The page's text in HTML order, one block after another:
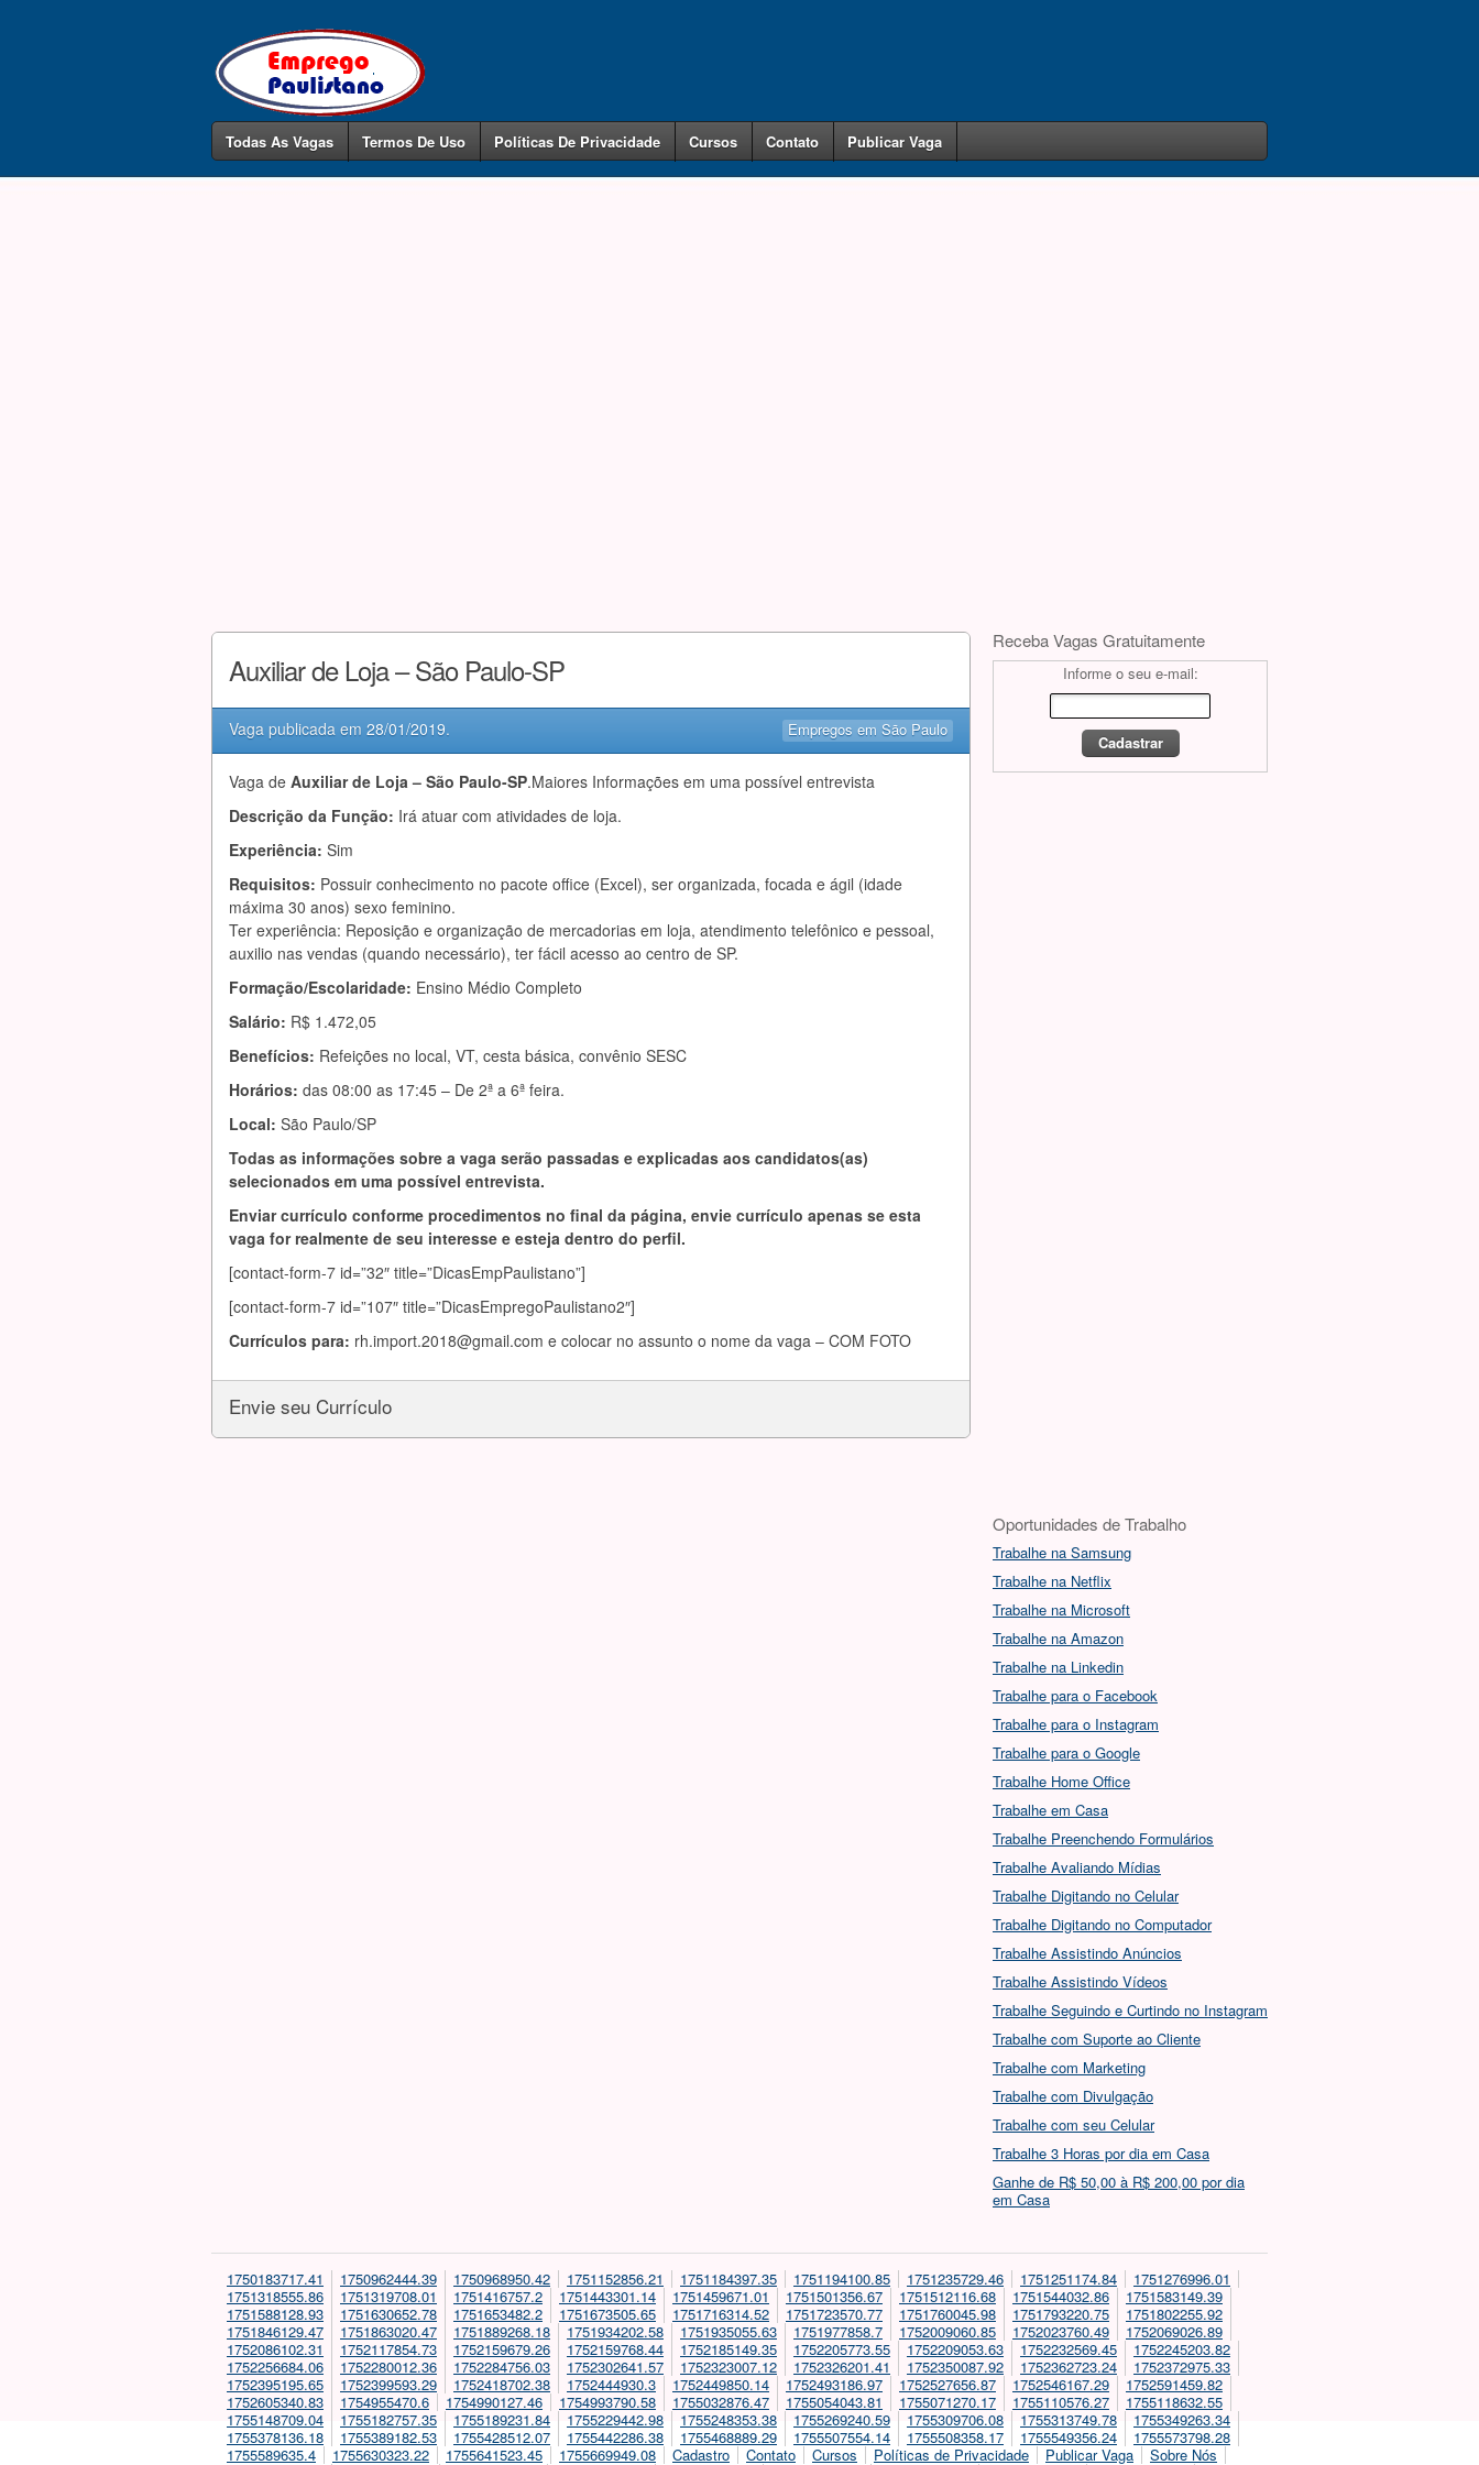
Todas As Vagas Termos De Uso Políticas De Privacidade Cursos Contato Publicar Vaga
Auxiliar de Loja – São Paulo-SP
Empregos em São Paulo
Vaga publicada em 28/01/2019.
Vaga de Auxiliar de Loja – São Paulo-SP.Maiores Informações em uma possível entrevista
Descrição da Função: Irá atuar com atividades de loja.
Experiência: Sim
Requisitos: Possuir conhecimento no pacote office (Excel), ser organizada, focada e ágil (idade
máxima 30 anos) sexo feminino.
Ter experiência: Reposição e organização de mercadorias em loja, atendimento telefônico e pessoal,
auxilio nas vendas (quando necessário), ter fácil acesso ao centro de SP.
Formação/Escolaridade: Ensino Médio Completo
Salário: R$ 1.472,05
Benefícios: Refeições no local, VT, cesta básica, convênio SESC
Horários: das 08:00 as 17:45 – De 2ª a 6ª feira.
Local: São Paulo/SP
Todas as informações sobre a vaga serão passadas e explicadas aos candidatos(as)
selecionados em uma possível entrevista.
Enviar currículo conforme procedimentos no final da página, envie currículo apenas se esta
vaga for realmente de seu interesse e esteja dentro do perfil.
[contact-form-7 id=”32″ title=”DicasEmpPaulistano”]
[contact-form-7 id=”107″ title=”DicasEmpregoPaulistano2″]
Currículos para: rh.import.2018@gmail.com e colocar no assunto o nome da vaga – COM FOTO
Envie seu Currículo
Receba Vagas Gratuitamente
Informe o seu e-mail:
Oportunidades de Trabalho
Trabalhe na Samsung
Trabalhe na Netflix
Trabalhe na Microsoft
Trabalhe na Amazon
Trabalhe na Linkedin
Trabalhe para o Facebook
Trabalhe para o Instagram
Trabalhe para o Google
Trabalhe Home Office
Trabalhe em Casa
Trabalhe Preenchendo Formulários
Trabalhe Avaliando Mídias
Trabalhe Digitando no Celular
Trabalhe Digitando no Computador
Trabalhe Assistindo Anúncios
Trabalhe Assistindo Vídeos
Trabalhe Seguindo e Curtindo no Instagram
Trabalhe com Suporte ao Cliente
Trabalhe com Marketing
Trabalhe com Divulgação
Trabalhe com seu Celular
Trabalhe 3 Horas por dia em Casa
Ganhe de R$ 50,00 à R$ 200,00 por dia
em Casa
1750183717.41 1750962444.39 1750968950.42 1751152856.21 1751184397.35 1751194100.85 1751235729.46 1751251174.84
1751276996.01
1751318555.86
1751319708.01 1751416757.2 1751443301.14 1751459671.01 1751501356.67 1751512116.68 1751544032.86
1751583149.39
1751588128.93
1751630652.78 1751653482.2 1751673505.65 1751716314.52 1751723570.77 1751760045.98 1751793220.75
1751802255.92
1751846129.47
1751863020.47 1751889268.18 1751934202.58 1751935055.63 1751977858.7 1752009060.85 1752023760.49
1752069026.89
1752086102.31
1752117854.73 1752159679.26 1752159768.44 1752185149.35 1752205773.55 1752209053.63 1752232569.45
1752245203.82
1752256684.06
1752280012.36 1752284756.03 1752302641.57 1752323007.12 1752326201.41 1752350087.92 1752362723.24
1752372975.33
1752395195.65
1752399593.29 1752418702.38 1752444930.3 1752449850.14 1752493186.97 1752527656.87 1752546167.29
1752591459.82
1752605340.83
1754955470.6 1754990127.46 1754993790.58 1755032876.47 1755054043.81 1755071270.17 1755110576.27
1755118632.55
1755148709.04
1755182757.35 1755189231.84 1755229442.98 1755248353.38 1755269240.59 1755309706.08 1755313749.78
1755349263.34
1755378136.18
1755389182.53 1755428512.07 1755442286.38 1755468889.29 1755507554.14 1755508358.17 1755549356.24
1755573798.28
1755589635.4
1755630323.22 1755641523.45 1755669949.08 Cadastro Contato Cursos Políticas de Privacidade Publicar Vaga
Sobre Nós